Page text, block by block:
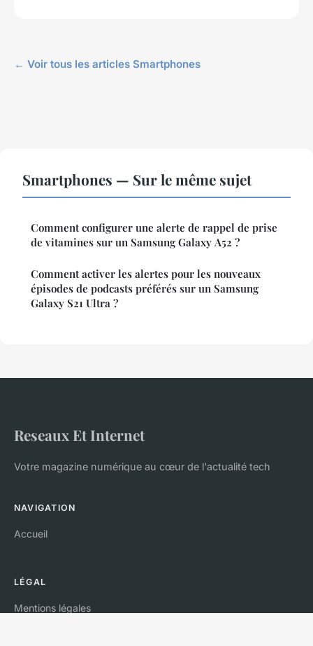
← Voir tous les articles Smartphones
Smartphones — Sur le même sujet
Comment configurer une alerte de rappel de prise
de vitamines sur un Samsung Galaxy A52 ?
Comment activer les alertes pour les nouveaux
épisodes de podcasts préférés sur un Samsung
Galaxy S21 Ultra ?
Reseaux Et Internet
Votre magazine numérique au cœur de l'actualité tech
NAVIGATION
Accueil
LÉGAL
Mentions légales